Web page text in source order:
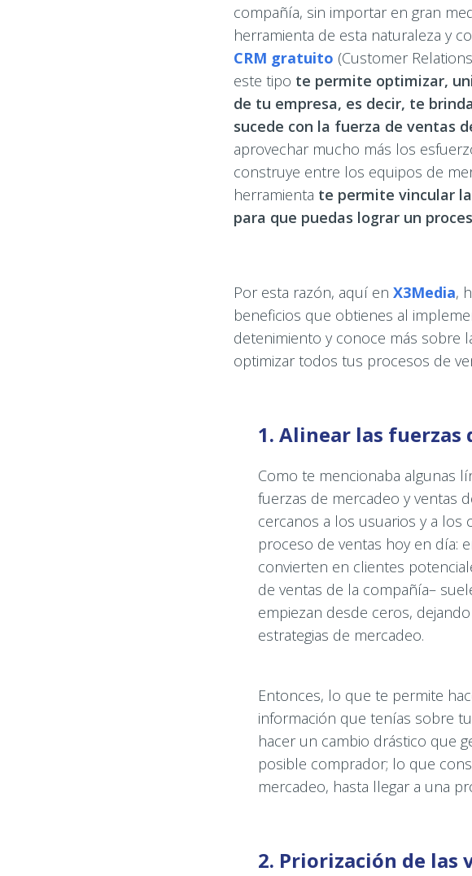
compañía, sin importar en gran
herramienta de esta naturaleza y
CRM gratuito (Customer
este tipo te permite optimizar,
de tu empresa, es decir, te
sucede con la fuerza de ventas
aprovechar mucho más los
construye entre los equipos de
herramienta te permite vincular
para que puedas lograr un
Por esta razón, aquí en X3Media,
beneficios que obtienes al
detenimiento y conoce más sobre
optimizar todos tus procesos de
1. Alinear las fuerzas
Como te mencionaba algunas
fuerzas de mercadeo y ventas
cercanos a los usuarios y a
proceso de ventas hoy en día:
convierten en clientes
de ventas de la compañía–
empiezan desde ceros,
estrategias de mercadeo.
Entonces, lo que te permite
información que tenías sobre
hacer un cambio drástico que
posible comprador; lo que
mercadeo, hasta llegar a una
2. Priorización de las